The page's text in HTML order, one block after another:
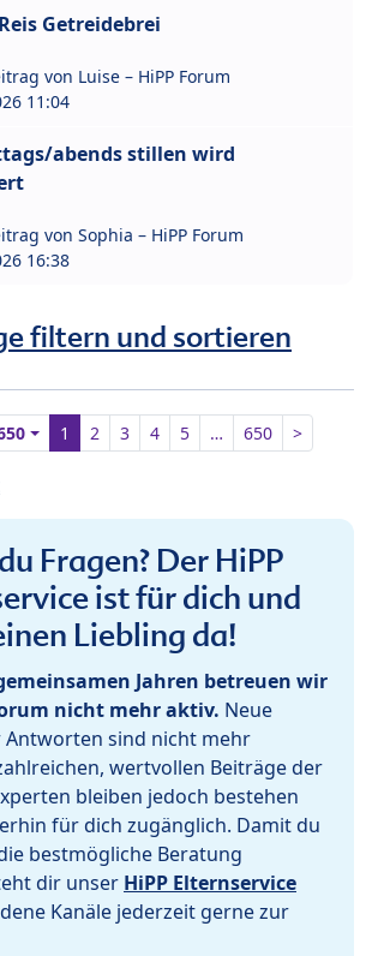
Getreidebrei
von Luise – HiPP Forum
11:04
abends stillen wird
von Sophia – HiPP Forum
16:38
filtern und sortieren
1 2 3 4 5 … 650 >
Fragen? Der HiPP
ist für dich und
Liebling da!
Jahren betreuen wir
nicht mehr aktiv. Neue
Antworten sind nicht mehr
wertvollen Beiträge der
bleiben jedoch bestehen
für dich zugänglich. Damit du
bestmögliche Beratung
dir unser HiPP Elternservice
Kanäle jederzeit gerne zur